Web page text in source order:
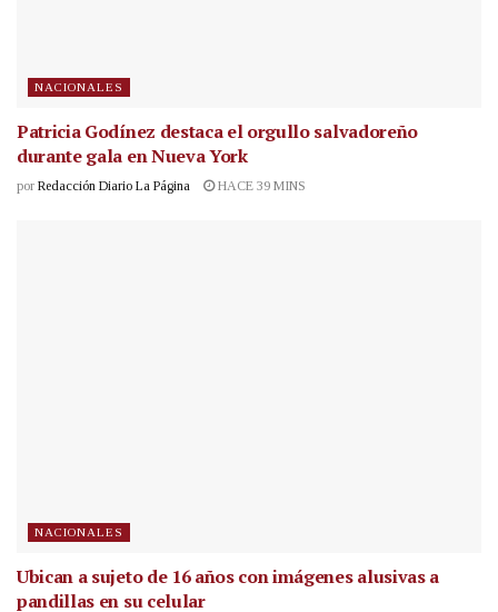
NACIONALES
Patricia Godínez destaca el orgullo salvadoreño
durante gala en Nueva York
por Redacción Diario La Página HACE 39 MINS
NACIONALES
Ubican a sujeto de 16 años con imágenes alusivas a
pandillas en su celular